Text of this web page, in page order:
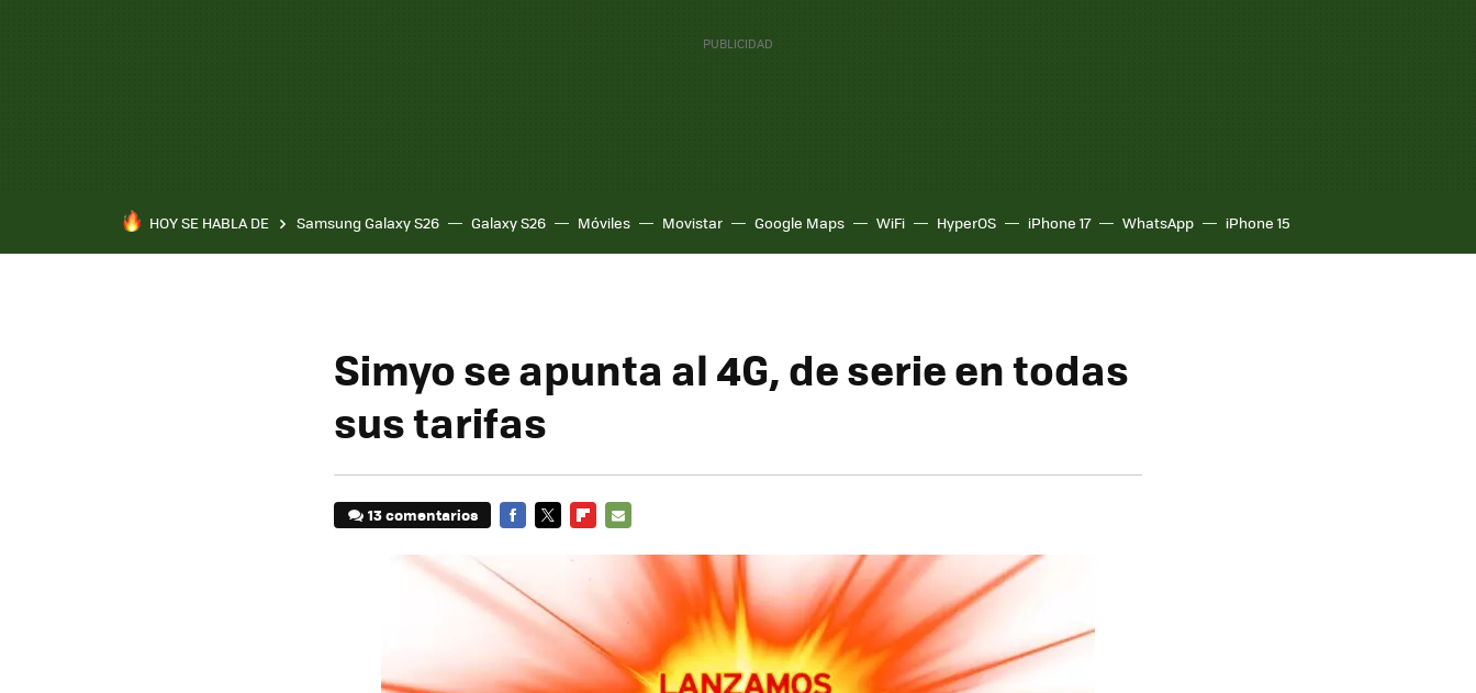
HOY SE HABLA DE Samsung Galaxy S26 Galaxy S26 Móviles Movistar Google Maps WiFi HyperOS iPhone 17 WhatsApp iPhone 15
Simyo se apunta al 4G, de serie en todas
sus tarifas
13 comentarios